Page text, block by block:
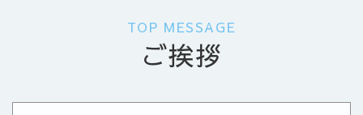
ご挨拶
TOP MESSAGE